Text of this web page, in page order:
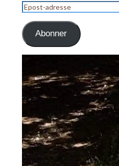
Epost-
adresse
Abonner